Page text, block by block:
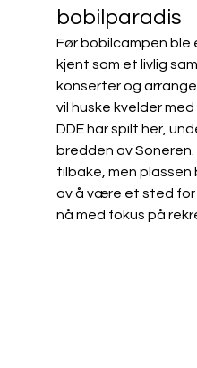
bobilparadis
Før bobilcampen
kjent som et livlig
konserter og
vil huske kvelder
DDE har spilt her,
bredden av
tilbake, men
av å være et sted for
nå med fokus på